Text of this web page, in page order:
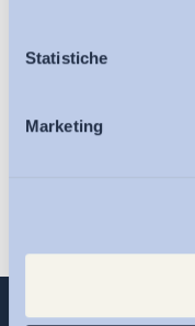
Statistiche
Marketing
Osservatori
Eventi
Ho letto e Accetto
Iscriviti